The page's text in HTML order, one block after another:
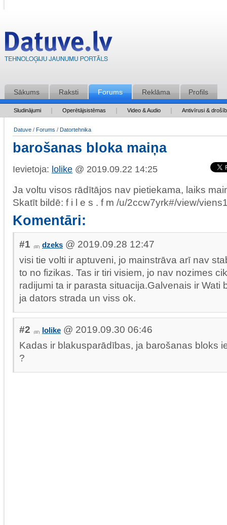
Sākums Raksti Forums Reklāma Profils
Sludinājumi Operētājsistēmas Video & Audio Antivīrusi &
Datuve / Forums / Datortehnika
barošanas bloka maiņa
Ievietoja: lolike @ 2019.09.22 14:25
Ja voltu visos rādītājos nav pietiekama, laiks
Skatīt bildē: f i l e s . f m /u/2ccw7yrk#/view/
Komentāri:
#1 dzeks @ 2019.09.28 12:47
visi tie volti ir aptuveni, jo mainstrāva arī nav
to no fizikas. Tas ir tiri visiem, jo nav nozimes
radijumi ta ir parasta situacija.Galvenais ir Wati
ja dators strada un viss ok.
#2 lolike @ 2019.09.30 06:46
Kadas ir blakusparādības, ja barošanas bloks
?